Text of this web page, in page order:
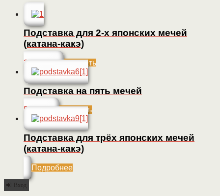
Подставка для 2-х японских мечей
(катана-какэ)
20 000Р Заказать
Подставка на пять мечей
5 000Р Заказать
Подставка для трёх японских мечей
(катана-какэ)
Подробнее
Вход